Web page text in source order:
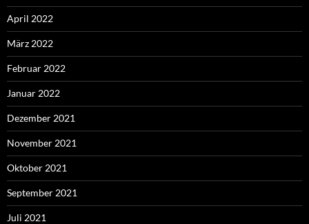
April 2022
März 2022
Februar 2022
Januar 2022
Dezember 2021
November 2021
Oktober 2021
September 2021
Juli 2021